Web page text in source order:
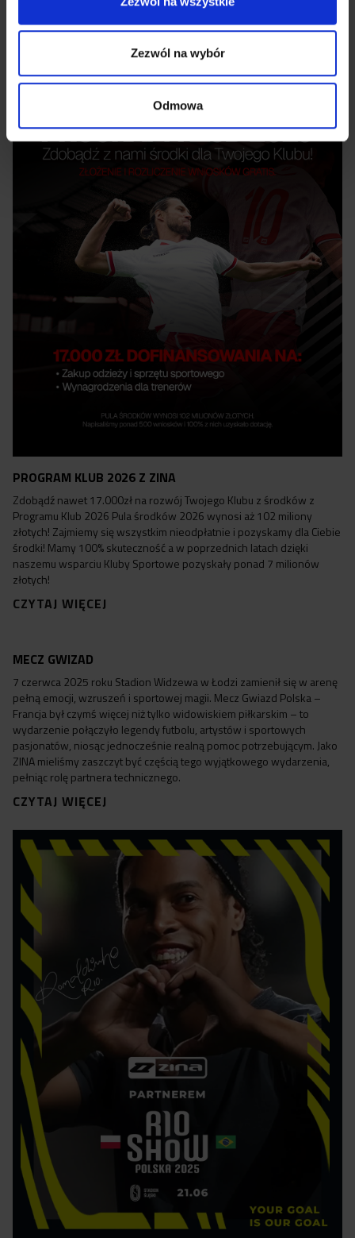
Zezwól na wybór
Odmowa
Najnowsze artykuły
PROGRAM KLUB 2026 Z ZINA
Zdobądź nawet 17.000zł na rozwój Twojego Klubu z środków z
Programu Klub 2026 Pula środków 2026 wynosi aż 102 miliony
złotych! Zajmiemy się wszystkim nieodpłatnie i pozyskamy dla Ciebie
środki! Mamy 100% skuteczność a w poprzednich latach dzięki
naszemu wsparciu Kluby Sportowe pozyskały ponad 7 milionów
złotych!
CZYTAJ WIĘCEJ
MECZ GWIZAD
7 czerwca 2025 roku Stadion Widzewa w Łodzi zamienił się w arenę
pełną emocji, wzruszeń i sportowej magii. Mecz Gwiazd Polska –
Francja był czymś więcej niż tylko widowiskiem piłkarskim – to
wydarzenie połączyło legendy futbolu, artystów i sportowych
pasjonatów, niosąc jednocześnie realną pomoc potrzebującym. Jako
ZINA mieliśmy zaszczyt być częścią tego wyjątkowego wydarzenia,
pełniąc rolę partnera technicznego.
CZYTAJ WIĘCEJ